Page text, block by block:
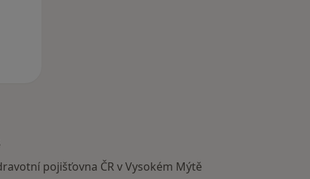
pojišťovna ČR v Vysokém Mýtě